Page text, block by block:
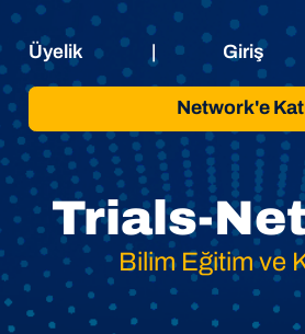
Üyelik Giriş
Network'e
Trials-
Bilim Eğitim ve